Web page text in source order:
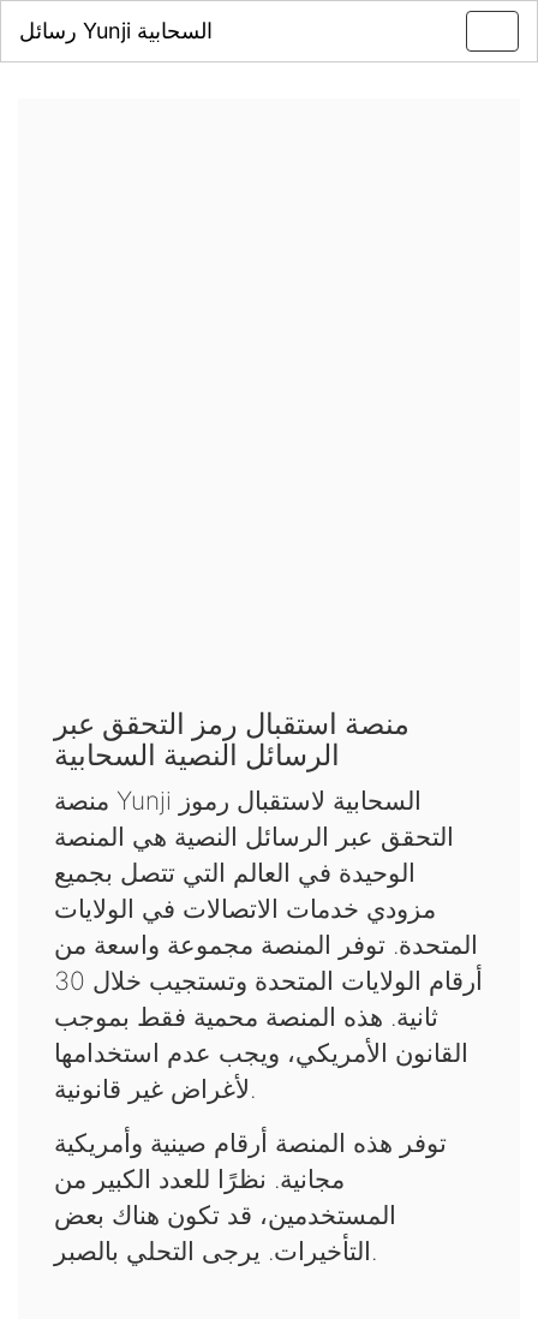
رسائل Yunji السحابية
منصة استقبال رمز التحقق عبر
الرسائل النصية السحابية
منصة Yunji السحابية لاستقبال رموز
التحقق عبر الرسائل النصية هي المنصة
الوحيدة في العالم التي تتصل بجميع
مزودي خدمات الاتصالات في الولايات
المتحدة. توفر المنصة مجموعة واسعة من
أرقام الولايات المتحدة وتستجيب خلال 30
ثانية. هذه المنصة محمية فقط بموجب
القانون الأمريكي، ويجب عدم استخدامها
لأغراض غير قانونية.
توفر هذه المنصة أرقام صينية وأمريكية
مجانية. نظرًا للعدد الكبير من
المستخدمين، قد تكون هناك بعض
التأخيرات. يرجى التحلي بالصبر.